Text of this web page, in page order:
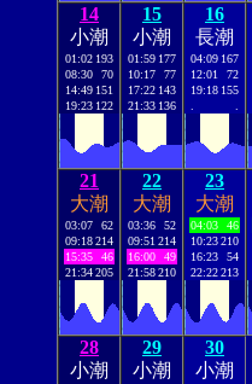
14
小潮
01:02 193
08:30
70
14:49 151
19:23 122
15
小潮
01:59 177
10:17
77
17:22 143
21:33 136
16
長潮
04:09 167
12:01
72
19:18 155
21
大潮
03:07
62
09:18214
15:35
46
21:34205
22
大潮
03:36
52
09:51 214
16:00
49
21:58210
23
大潮
04:03
46
10:23210
16:23
54
22:22213
28
小潮
29
小潮
30
小潮